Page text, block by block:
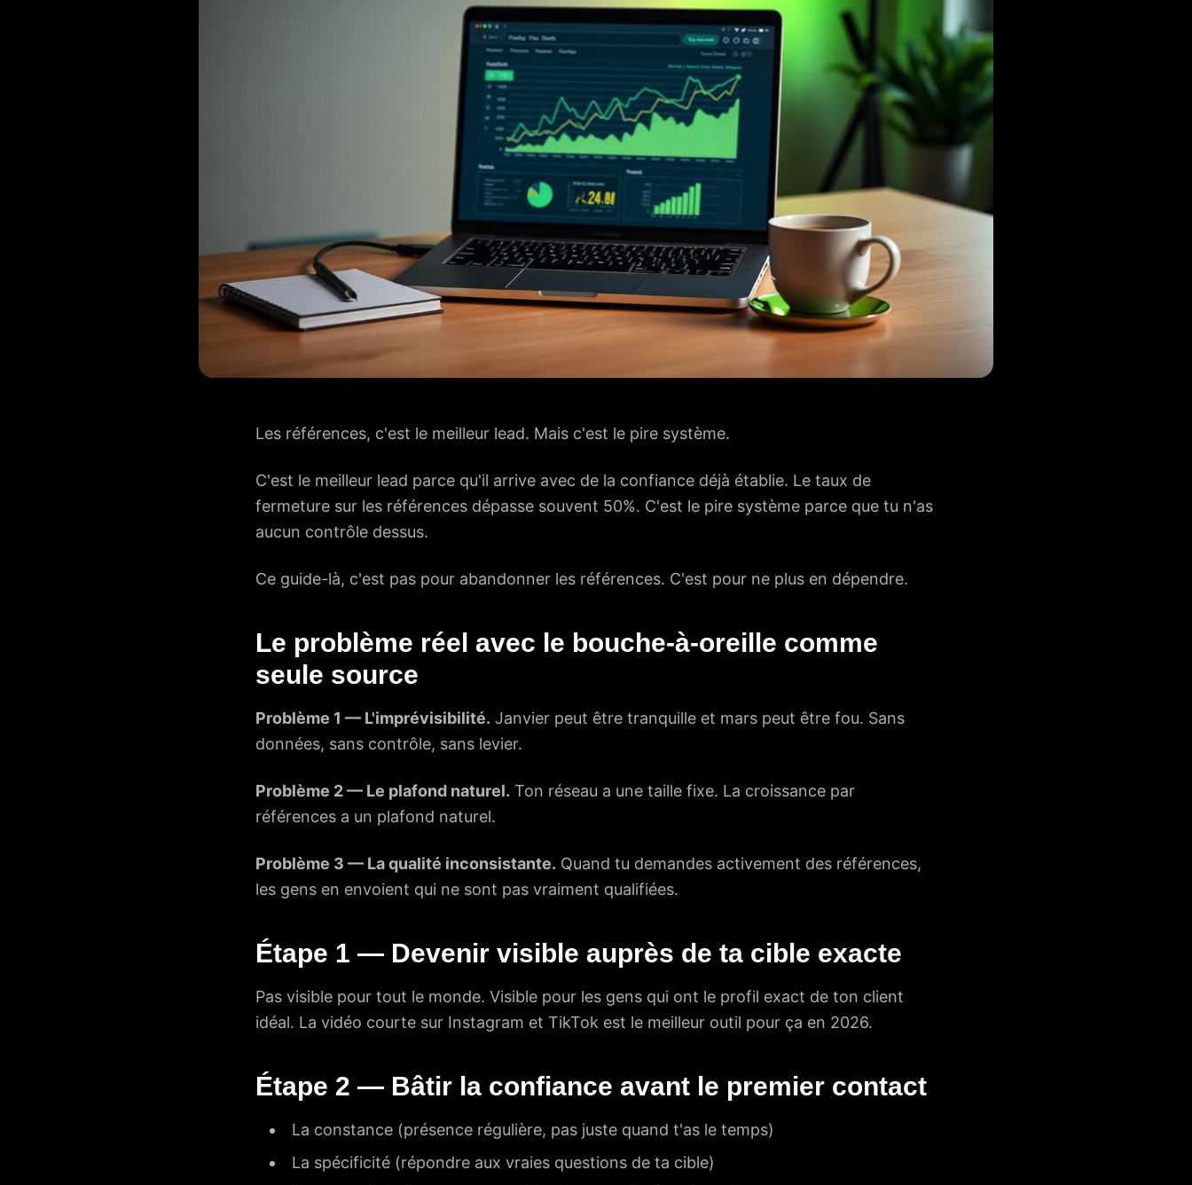
Les références, c'est le meilleur lead. Mais c'est le pire système.
C'est le meilleur lead parce qu'il arrive avec de la confiance déjà établie. Le taux de
fermeture sur les références dépasse souvent 50%. C'est le pire système parce que tu n'as
aucun contrôle dessus.
Ce guide-là, c'est pas pour abandonner les références. C'est pour ne plus en dépendre.
Le problème réel avec le bouche-à-oreille comme
seule source
Problème 1 — L'imprévisibilité. Janvier peut être tranquille et mars peut être fou. Sans
données, sans contrôle, sans levier.
Problème 2 — Le plafond naturel. Ton réseau a une taille fixe. La croissance par
références a un plafond naturel.
Problème 3 — La qualité inconsistante. Quand tu demandes activement des références,
les gens en envoient qui ne sont pas vraiment qualifiées.
Étape 1 — Devenir visible auprès de ta cible exacte
Pas visible pour tout le monde. Visible pour les gens qui ont le profil exact de ton client
idéal. La vidéo courte sur Instagram et TikTok est le meilleur outil pour ça en 2026.
Étape 2 — Bâtir la confiance avant le premier contact
La constance (présence régulière, pas juste quand t'as le temps)
La spécificité (répondre aux vraies questions de ta cible)